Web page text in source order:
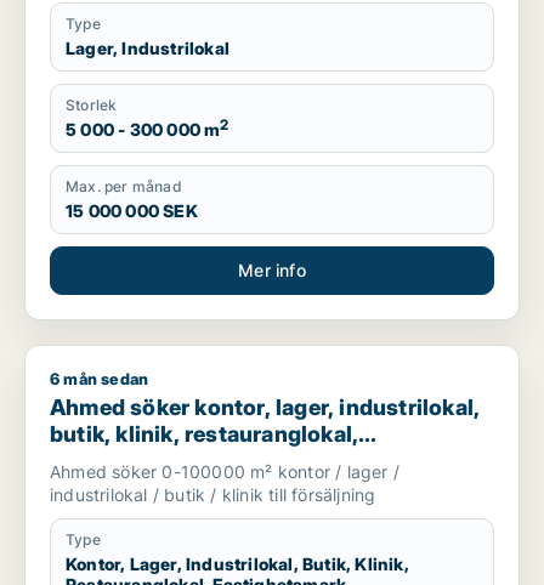
Type
Lager, Industrilokal
Storlek
5 000 - 300 000 m2
Max. per månad
15 000 000 SEK
Mer info
Ahmed söker kontor, lager, industrilokal, butik, klinik,
6 mån sedan
Ahmed söker kontor, lager, industrilokal,
butik, klinik, restauranglokal,
fastighetsmark, bostadsfastighet, hotell
eller garage till salu i Nyköping,
Katrineholm eller Finspång m.fl.
Ahmed söker 0-100000 m² kontor / lager /
industrilokal / butik / klinik till försäljning
Type
Kontor, Lager, Industrilokal, Butik, Klinik,